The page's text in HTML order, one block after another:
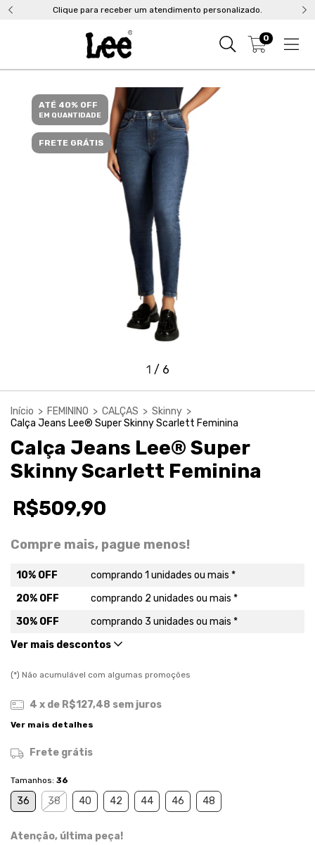
Clique para receber um atendimento personalizado.
0
ATÉ 40% OFF
EM QUANTIDADE
FRETE GRÁTIS
1 / 6
Início > FEMININO > CALÇAS > Skinny >
Calça Jeans Lee® Super Skinny Scarlett Feminina
Calça Jeans Lee® Super
Skinny Scarlett Feminina
R$509,90
Compre mais, pague menos!
10% OFF
comprando 1 unidades ou mais *
20% OFF
comprando 2 unidades ou mais *
30% OFF
comprando 3 unidades ou mais *
Ver mais descontos
(*) Não acumulável com algumas promoções
4 x de R$127,48 sem juros
Ver mais detalhes
Frete grátis
Tamanhos: 36
36 38 40 42 44 46 48
Atenção, última peça!